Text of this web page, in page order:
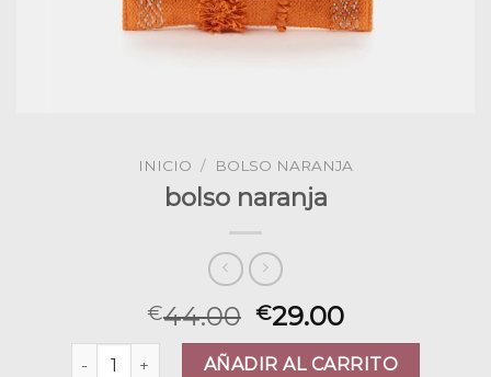
INICIO / BOLSO NARANJA
bolso naranja
€44.00 €29.00
bolso naranja cantidadAÑADIR AL CARRITO